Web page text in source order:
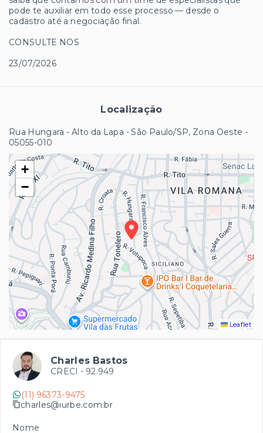
pode te auxiliar em todo esse processo — desde o
cadastro até a negociação final.
CONSULTE NOS
23/07/2026
Localização
Rua Hungara - Alto da Lapa - São Paulo/SP, Zona Oeste -
05055-010
+
−
Leaflet
Charles Bastos
CRECI - 92.949
(11) 96373-9475
charles@iurbe.com.br
Nome